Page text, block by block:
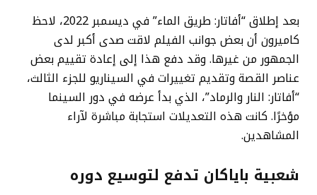
بعد إطلاق “أفاتار: طريق الماء” في ديسمبر 2022، لاحظ
كاميرون أن بعض جوانب الفيلم لاقت صدى أكبر لدى
الجمهور من غيرها. وقد دفع هذا إلى إعادة تقييم بعض
عناصر القصة وتقديم تغييرات في السيناريو للجزء الثالث،
“أفاتار: النار والرماد”، الذي بدأ عرضه في دور السينما
مؤخرًا. كانت هذه التعديلات استجابة مباشرة لآراء
المشاهدين.
شعبية باياكان تدفع لتوسيع دوره